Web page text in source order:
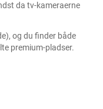
da tv-kameraerne
og du finder både
premium-pladser.